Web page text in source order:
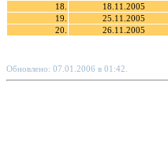
18.
18.11.2005
19.
25.11.2005
20.
26.11.2005
Обновлено: 07.01.2006 в 01:42.